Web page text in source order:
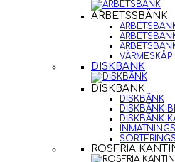
ARBETSSBÄNK
VÄRMESKÅP
DISKBÄNK
DISKBÄNK
DISKBÄNK
DISKBÄNK-
DISKBÄNK-
ROSFRIA